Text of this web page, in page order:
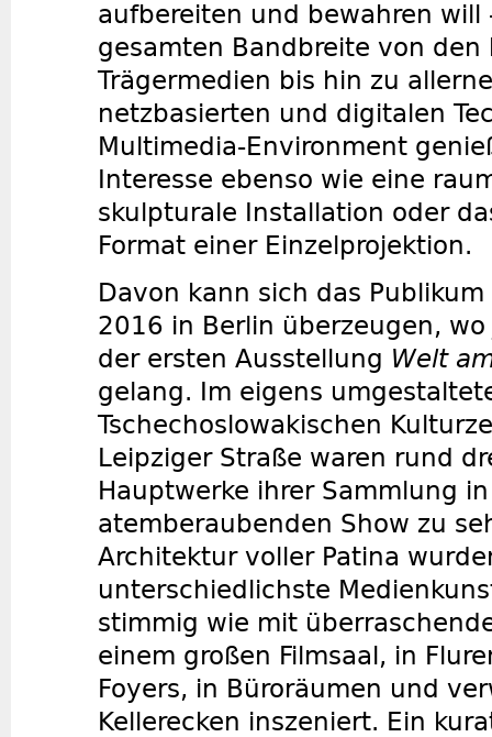
aufbereiten und bewahren will
gesamten Bandbreite von den
Trägermedien bis hin zu
netzbasierten und digitalen
Multimedia-Environment
Interesse ebenso wie eine
skulpturale Installation oder
Format einer Einzelprojektion.
Davon kann sich das
2016 in Berlin überzeugen, wo
der ersten Ausstellung Welt
gelang. Im eigens
Tschechoslowakischen
Leipziger Straße waren rund
Hauptwerke ihrer Sammlung
atemberaubenden Show zu
Architektur voller Patina
unterschiedlichste
stimmig wie mit
einem großen Filmsaal, in
Foyers, in Büroräumen und
Kellerecken inszeniert. Ein